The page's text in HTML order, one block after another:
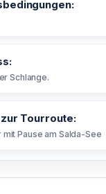
Schlange.
Tourroute:
Pause am Salda-See